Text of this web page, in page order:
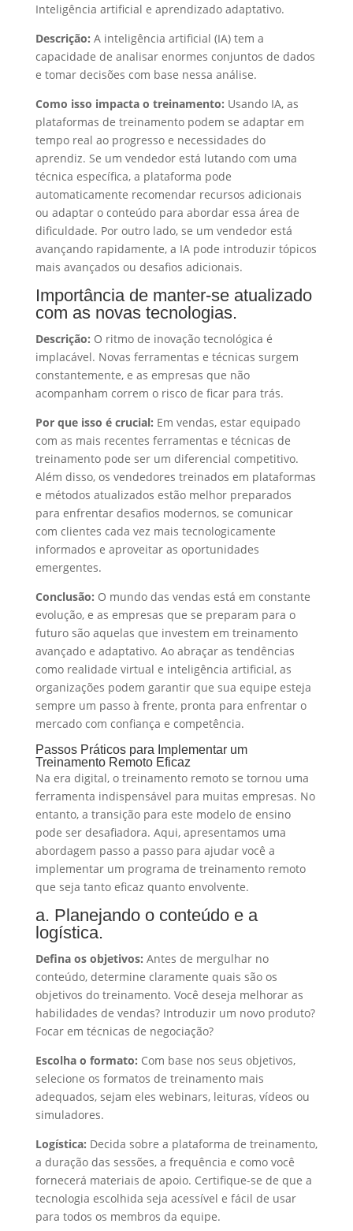
Inteligência artificial e aprendizado adaptativo.
Descrição: A inteligência artificial (IA) tem a
capacidade de analisar enormes conjuntos de dados
e tomar decisões com base nessa análise.
Como isso impacta o treinamento: Usando IA, as
plataformas de treinamento podem se adaptar em
tempo real ao progresso e necessidades do
aprendiz. Se um vendedor está lutando com uma
técnica específica, a plataforma pode
automaticamente recomendar recursos adicionais
ou adaptar o conteúdo para abordar essa área de
dificuldade. Por outro lado, se um vendedor está
avançando rapidamente, a IA pode introduzir tópicos
mais avançados ou desafios adicionais.
Importância de manter-se atualizado
com as novas tecnologias.
Descrição: O ritmo de inovação tecnológica é
implacável. Novas ferramentas e técnicas surgem
constantemente, e as empresas que não
acompanham correm o risco de ficar para trás.
Por que isso é crucial: Em vendas, estar equipado
com as mais recentes ferramentas e técnicas de
treinamento pode ser um diferencial competitivo.
Além disso, os vendedores treinados em plataformas
e métodos atualizados estão melhor preparados
para enfrentar desafios modernos, se comunicar
com clientes cada vez mais tecnologicamente
informados e aproveitar as oportunidades
emergentes.
Conclusão: O mundo das vendas está em constante
evolução, e as empresas que se preparam para o
futuro são aquelas que investem em treinamento
avançado e adaptativo. Ao abraçar as tendências
como realidade virtual e inteligência artificial, as
organizações podem garantir que sua equipe esteja
sempre um passo à frente, pronta para enfrentar o
mercado com confiança e competência.
Passos Práticos para Implementar um
Treinamento Remoto Eficaz
Na era digital, o treinamento remoto se tornou uma
ferramenta indispensável para muitas empresas. No
entanto, a transição para este modelo de ensino
pode ser desafiadora. Aqui, apresentamos uma
abordagem passo a passo para ajudar você a
implementar um programa de treinamento remoto
que seja tanto eficaz quanto envolvente.
a. Planejando o conteúdo e a
logística.
Defina os objetivos: Antes de mergulhar no
conteúdo, determine claramente quais são os
objetivos do treinamento. Você deseja melhorar as
habilidades de vendas? Introduzir um novo produto?
Focar em técnicas de negociação?
Escolha o formato: Com base nos seus objetivos,
selecione os formatos de treinamento mais
adequados, sejam eles webinars, leituras, vídeos ou
simuladores.
Logística: Decida sobre a plataforma de treinamento,
a duração das sessões, a frequência e como você
fornecerá materiais de apoio. Certifique-se de que a
tecnologia escolhida seja acessível e fácil de usar
para todos os membros da equipe.